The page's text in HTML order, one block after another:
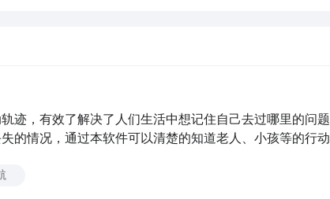
迹，有效了解决了人们生活中想记住自己去过哪里的问
的情况，通过本软件可以清楚的知道老人、小孩等的行动